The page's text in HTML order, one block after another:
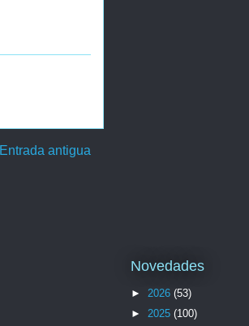
Entrada antigua
Novedades
► 2026 (53)
► 2025 (100)